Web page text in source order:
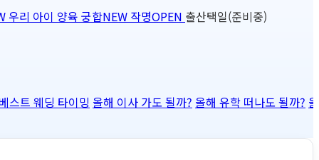
우리 아이 양육 궁합NEW 작명OPEN 출산택일(준비중)
스트 웨딩 타이밍 올해 이사 가도 될까? 올해 유학 떠나도 될까?